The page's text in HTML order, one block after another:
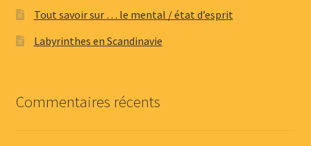
Tout savoir sur … le mental / état d’esprit
Labyrinthes en Scandinavie
Commentaires récents